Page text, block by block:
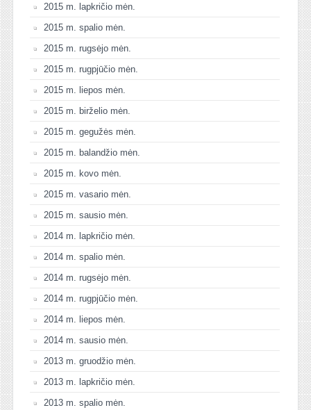
2015 m. lapkričio mėn.
2015 m. spalio mėn.
2015 m. rugsėjo mėn.
2015 m. rugpjūčio mėn.
2015 m. liepos mėn.
2015 m. birželio mėn.
2015 m. gegužės mėn.
2015 m. balandžio mėn.
2015 m. kovo mėn.
2015 m. vasario mėn.
2015 m. sausio mėn.
2014 m. lapkričio mėn.
2014 m. spalio mėn.
2014 m. rugsėjo mėn.
2014 m. rugpjūčio mėn.
2014 m. liepos mėn.
2014 m. sausio mėn.
2013 m. gruodžio mėn.
2013 m. lapkričio mėn.
2013 m. spalio mėn.